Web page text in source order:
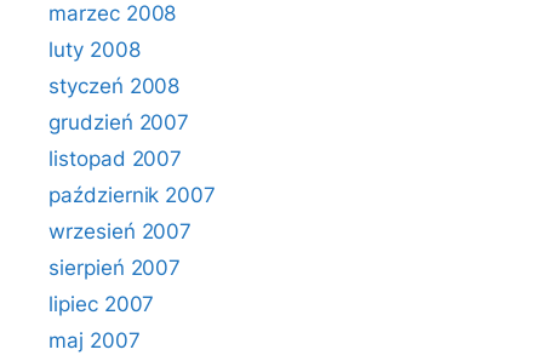
marzec 2008
luty 2008
styczeń 2008
grudzień 2007
listopad 2007
październik 2007
wrzesień 2007
sierpień 2007
lipiec 2007
maj 2007